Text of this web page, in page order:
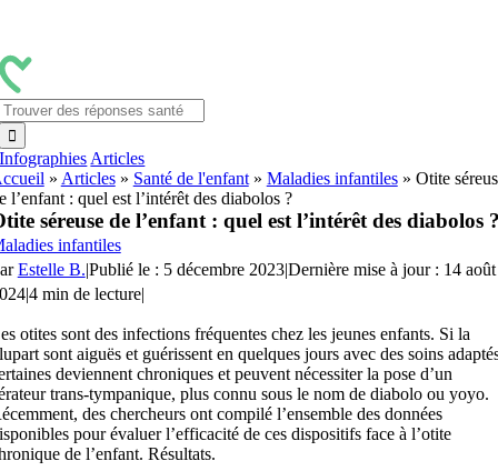
contenu
Infographies Articles
» Articles» Santé de l'enfant» Maladies infantiles» Otite
l’enfant : quel est l’intérêt des diabolos ?
séreuse de l’enfant : quel est l’intérêt des diabolos
infantiles
Estelle B.|Publié le : 5 décembre 2023|Dernière mise à jour : 14 août
|4 min de lecture|
otites sont des infections fréquentes chez les jeunes enfants. Si la
sont aiguës et guérissent en quelques jours avec des soins
deviennent chroniques et peuvent nécessiter la pose d’un
trans-tympanique, plus connu sous le nom de diabolo ou yoyo.
des chercheurs ont compilé l’ensemble des données
pour évaluer l’efficacité de ces dispositifs face à l’otite
de l’enfant. Résultats.